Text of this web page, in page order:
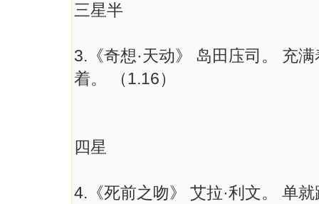
三星半
3.《奇想·天动》 岛田庒司。 充
着。 （1.16）
四星
4.《死前之吻》 艾拉·利文。 单